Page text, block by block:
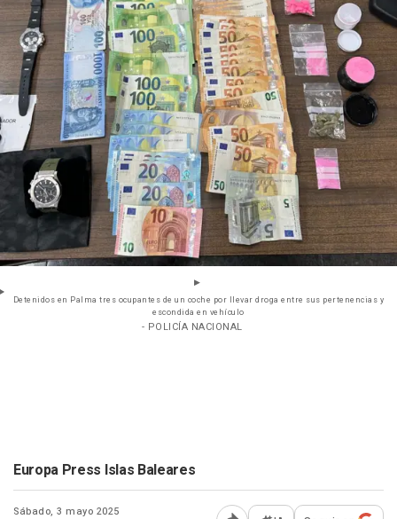
Detenidos en Palma tres ocupantes de un coche por llevar droga entre sus pertenencias y
escondida en vehículo
- POLICÍA NACIONAL
Europa Press Islas Baleares
Sábado, 3 mayo 2025